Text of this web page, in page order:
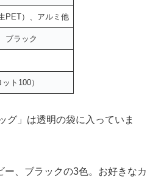
PET）、アルミ他
ブラック
ト100）
グ」は透明の袋に入っていま
ー、ブラックの3色。お好きなカ